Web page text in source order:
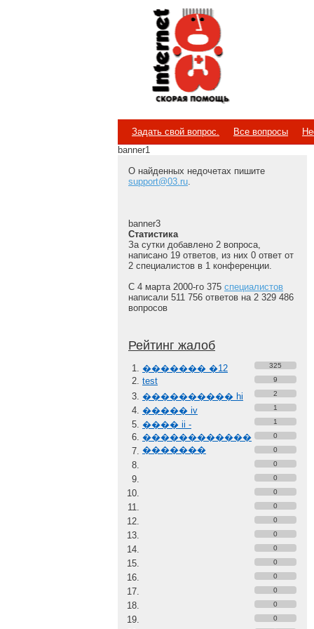
Internet
Скорая помощь
Задать свой вопрос. Все вопросы
banner1
О найденных недочетах пишите
support@03.ru.
banner3
Статистика
За сутки добавлено 2 вопроса,
написано 19 ответов, из них 0 ответ от
2 специалистов в 1 конференции.
С 4 марта 2000-го 375 специалистов
написали 511 756 ответов на 2 329 486
вопросов
Рейтинг жалоб
������� �12 325
test 9
���������� hi 2
����� iv 1
���� ii -
������������
�������
1
0
0
0
0
0
0
0
0
0
0
0
0
0
0